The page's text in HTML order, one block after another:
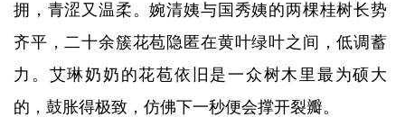
拥，青涩又温柔。婉清姨与国秀姨的两棵桂树长势
齐平，二十余簇花苞隐匿在黄叶绿叶之间，低调蓄
力。艾琳奶奶的花苞依旧是一众树木里最为硕大
的，鼓胀得极致，仿佛下一秒便会撑开裂瓣。